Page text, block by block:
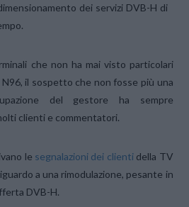
dei servizi DVB-H di
che non ha mai visto particolari
il sospetto che non fosse più una
del gestore ha sempre
clienti e commentatori.
le segnalazioni dei clientidella TV
a una rimodulazione, pesante in
DVB-H.